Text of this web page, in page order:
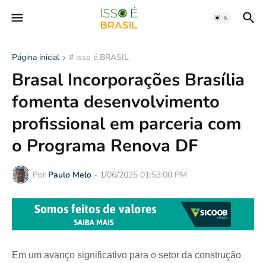
Página inicial # isso é BRASIL
Brasal Incorporações Brasília
fomenta desenvolvimento
profissional em parceria com
o Programa Renova DF
Por Paulo Melo - 1/06/2025 01:53:00 PM
Em um avanço significativo para o setor da construção